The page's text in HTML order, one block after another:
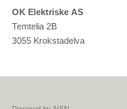
OK Elektriske AS
Temtelia 2B
3055 Krokstadelva